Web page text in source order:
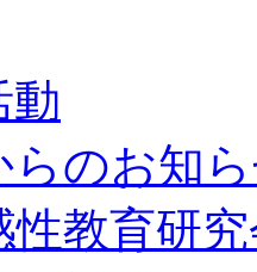
動
らのお知
性教育研